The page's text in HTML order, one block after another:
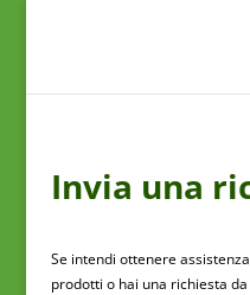
Invia una
Se intendi ottenere
prodotti o hai una richiesta